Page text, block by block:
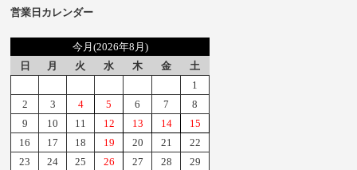
営業日カレンダー
今月(2026年8月)
日
月 火 水 木 金
土
1
2
3 4 5 6 7
8
9
10 11 12 13 14
15
16
17 18 19 20 21
22
23
24 25 26 27 28
29